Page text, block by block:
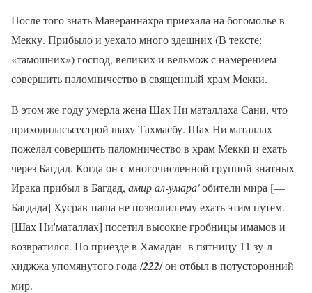
После того знать Мавераннахра приехала на богомолье в
Мекку. Прибыло и уехало много здешних (В тексте:
«тамошних») господ, великих и вельмож с намерением
совершить паломничество в священный храм Мекки.
В этом же году умерла жена Шах Ни'маталлаха Сани, что
приходиласьсестрой шаху Тахмасбу. Шах Ни'маталлах
пожелал совершить паломничество в храм Мекки и ехать
через Багдад. Когда он с многочисленной группой знатных
Ирака прибыл в Багдад, амир ал-умара'обители мира [—
Багдада] Хусрав-паша не позволил ему ехать этим путем.
[Шах Ни'маталлах] посетил высокие гробницы имамов и
возвратился. По приезде в Хамадан в пятницу 11 зу-л-
хиджжа упомянутого года /222/ он отбыл в потусторонний
мир.